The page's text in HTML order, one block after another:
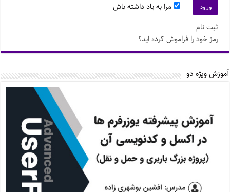
مرا به یاد داشته باش
ثبت نام
رمز خود را فراموش کرده اید؟
آموزش ویژه دو